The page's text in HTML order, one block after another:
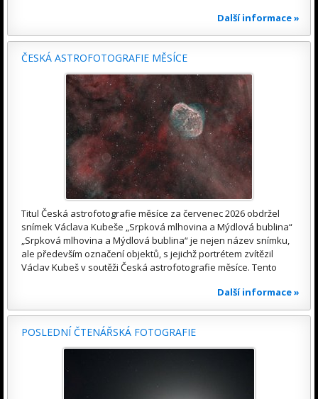
Další informace »
ČESKÁ ASTROFOTOGRAFIE MĚSÍCE
Titul Česká astrofotografie měsíce za červenec 2026 obdržel
snímek Václava Kubeše „Srpková mlhovina a Mýdlová bublina“
„Srpková mlhovina a Mýdlová bublina“ je nejen název snímku,
ale především označení objektů, s jejichž portrétem zvítězil
Václav Kubeš v soutěži Česká astrofotografie měsíce. Tento
Další informace »
POSLEDNÍ ČTENÁŘSKÁ FOTOGRAFIE